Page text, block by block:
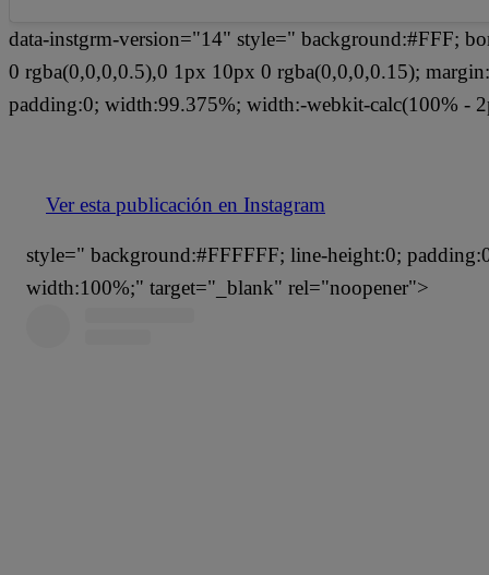
data-instgrm-version="14" style=" background:#FFF;
0 rgba(0,0,0,0.5),0 1px 10px 0 rgba(0,0,0,0.15);
padding:0; width:99.375%; width:-webkit-calc(100% -
Ver esta publicación en Instagram
style=" background:#FFFFFF; line-height:0;
width:100%;" target="_blank" rel="noopener">